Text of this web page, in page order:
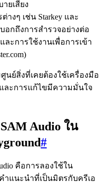
ยเสียง
งๆ เช่น Starkey และ
บอกถึงการสำรวจอย่างต่อ
ละการใช้งานเพื่อการเข้า
นย์สิ่งที่เคยต้องใช้เครื่องมือ
ละการแก้ไขมีความมั่นใจ
Audio ใน
#
คือการลองใช้ใน
คำแนะนำที่เป็นมิตรกับครีเอ